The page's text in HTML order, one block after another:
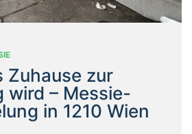
Zuhause zur
wird – Messie-
in 1210 Wien